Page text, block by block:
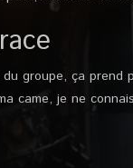
groupe, ça prend
came, je ne